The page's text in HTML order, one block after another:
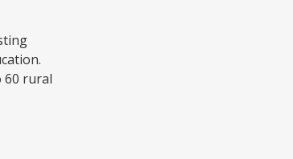
60 rural